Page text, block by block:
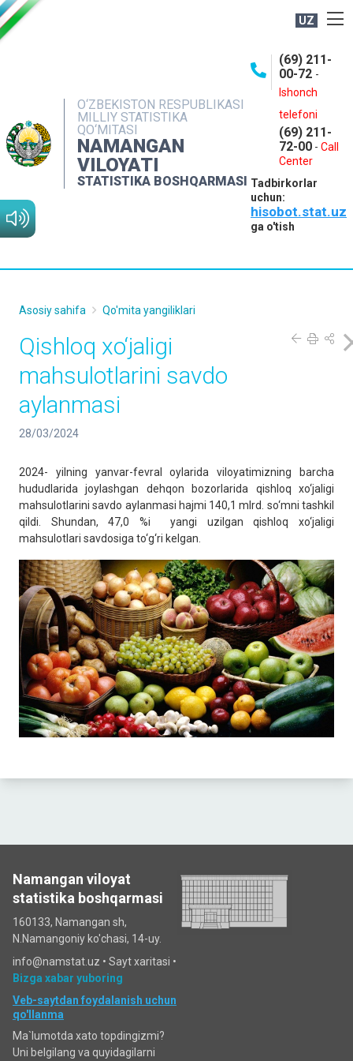
UZ
O‘ZBEKISTON RESPUBLIKASI
MILLIY STATISTIKA
QO‘MITASI
NAMANGAN
VILOYATI
STATISTIKA BOSHQARMASI
(69) 211-
00-72 -
Ishonch
telefoni
(69) 211-
72-00 - Call
Center
Tadbirkorlar
uchun:
hisobot.stat.uz
ga o'tish
NASHRLAR
INTERAKTIV XIZMATLAR
MATBUOT XIZMATI
MUROJAATLAR
Asosiy sahifa Qo'mita yangiliklari
Qishloq xo‘jaligi
mahsulotlarini savdo
aylanmasi
28/03/2024
2024- yilning yanvar-fevral oylarida viloyatimizning barcha
hududlarida joylashgan dehqon bozorlarida qishloq xo‘jaligi
mahsulotlarini savdo aylanmasi hajmi 140,1 mlrd. so‘mni tashkil
qildi. Shundan, 47,0 %i yangi uzilgan qishloq xo‘jaligi
mahsulotlari savdosiga to‘g‘ri kelgan.
Namangan viloyat
statistika boshqarmasi
160133, Namangan sh,
N.Namangoniy ko'chasi, 14-uy.
info@namstat.uz • Sayt xaritasi •
Bizga xabar yuboring
Veb-saytdan foydalanish uchun
qo'llanma
Ma`lumotda xato topdingizmi?
Uni belgilang va quyidagilarni